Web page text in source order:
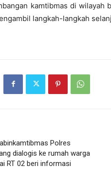
kamtibmas di wilayah
langkah-langkah
Polres
dialogis ke rumah warga
RT 02 beri informasi